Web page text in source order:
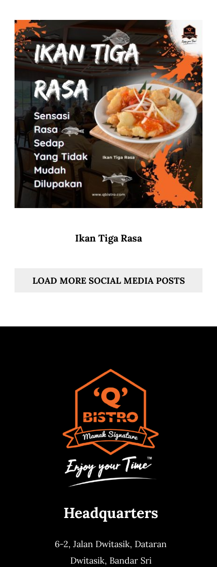
Ikan Tiga Rasa
LOAD MORE SOCIAL MEDIA POSTS
Headquarters
6-2, Jalan Dwitasik, Dataran
Dwitasik, Bandar Sri